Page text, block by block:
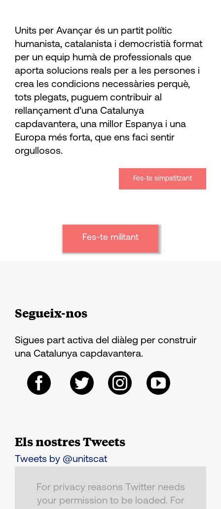
Units per Avançar és un partit polític
humanista, catalanista i democristià format
per un equip humà de professionals que
aporta solucions reals per a les persones i
crea les condicions necessàries perquè,
tots plegats, puguem contribuir al
rellançament d’una Catalunya
capdavantera, una millor Espanya i una
Europa més forta, que ens faci sentir
orgullosos.
Fes-te simpatitzant
Fes-te militant
Segueix-nos
Sigues part activa del diàleg per construir
una Catalunya capdavantera.
Els nostres Tweets
Tweets by @unitscat
For privacy reasons Twitter needs
your permission to be loaded. For